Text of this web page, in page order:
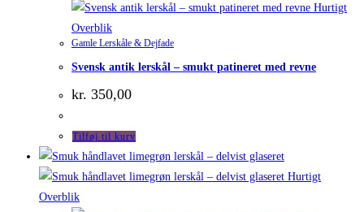
Hurtigt
Overblik
Gamle Lerskåle & Dejfade
Svensk antik lerskål – smukt patineret med revne
kr. 350,00
Tilføj til kurv
Hurtigt
Overblik